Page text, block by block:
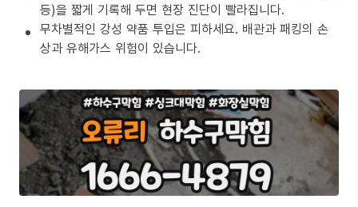
등)을 짧게 기록해 두면 현장 진단이 빨라집니다.
무차별적인 강성 약품 투입은 피하세요. 배관과 패킹의 손
상과 유해가스 위험이 있습니다.